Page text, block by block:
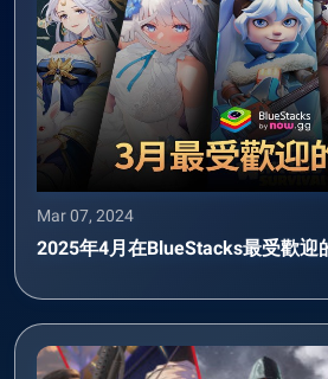
Mar 07, 2024
2025年4月在BlueStacks最受歡迎